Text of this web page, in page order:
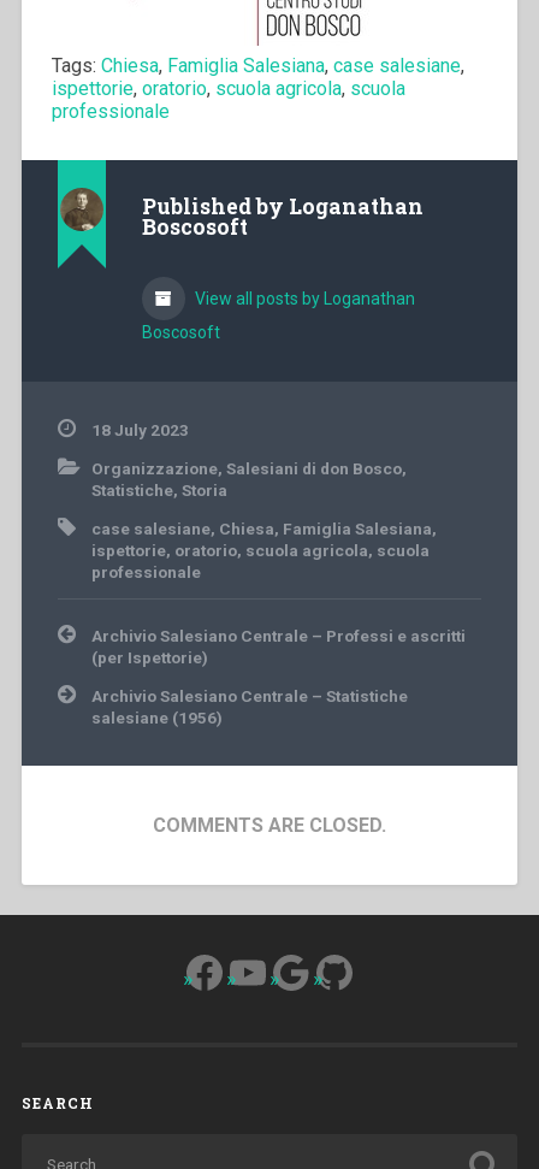
Tags: Chiesa, Famiglia Salesiana, case salesiane,
ispettorie, oratorio, scuola agricola, scuola
professionale
Published by Loganathan
Boscosoft
View all posts by Loganathan
Boscosoft
18 July 2023
Organizzazione, Salesiani di don Bosco,
Statistiche, Storia
case salesiane, Chiesa, Famiglia Salesiana,
ispettorie, oratorio, scuola agricola, scuola
professionale
Post
navigation
Archivio Salesiano Centrale – Professi e ascritti
(per Ispettorie)
Archivio Salesiano Centrale – Statistiche
salesiane (1956)
COMMENTS ARE CLOSED.
Facebook
YouTube
Google
GitHub
SEARCH